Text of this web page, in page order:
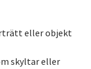
eller objekt
skyltar eller